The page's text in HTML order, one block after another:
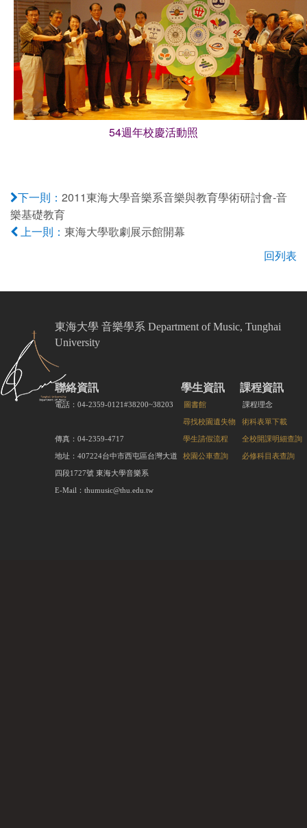
54週年校慶活動照
下一則： 2011東海大學音樂系音樂與教育學術研討會-音
樂基礎教育
上一則： 東海大學歌劇展示館開幕
回列表
東海大學 音樂學系 Department of Music, Tunghai
University
聯絡資訊
電話：04-2359-0121#38200~38203
傳真：04-2359-4717
地址：407224台中市西屯區台灣大道
四段1727號 東海大學音樂系
E-Mail：thumusic@thu.edu.tw
學生資訊
圖書館
尋找校園遺失物
學生請假流程
校園公車查詢
課程資訊
課程理念
術科表單下載
全校開課明細查詢
必修科目表查詢